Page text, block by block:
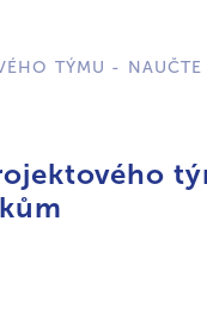
TÝMU -